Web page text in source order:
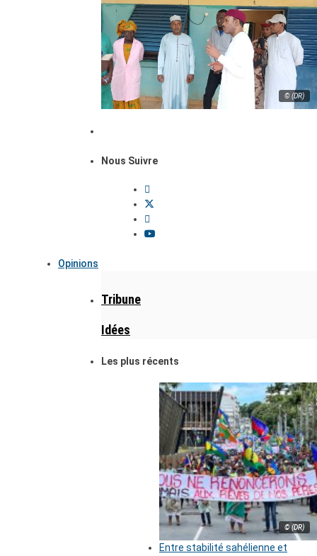
© (DR)
Nous Suivre
Opinions
Tribune
Idées
Les plus récents
© (DR)
Entre stabilité sahélienne et